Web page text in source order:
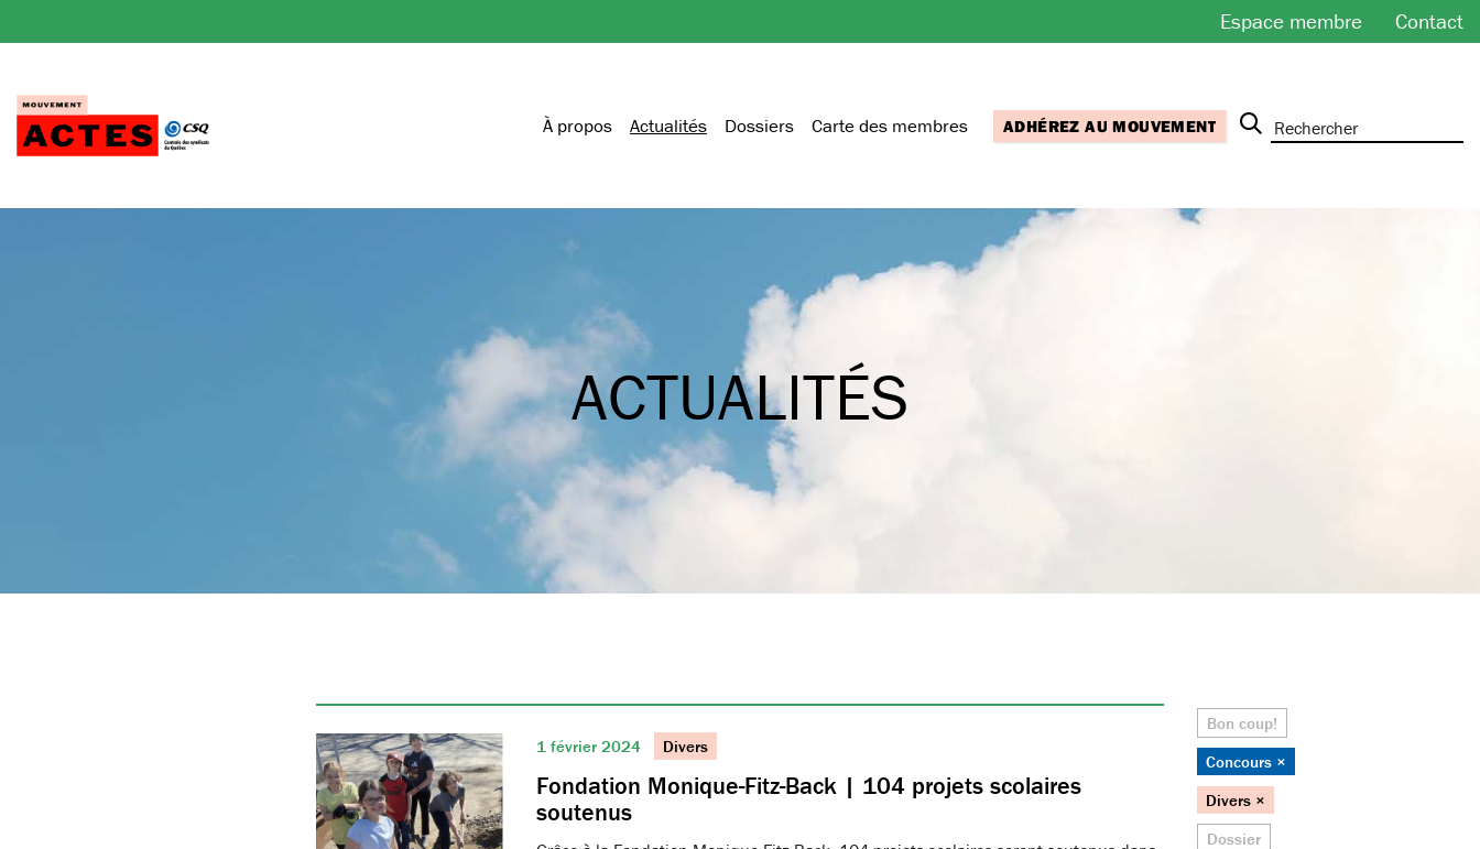
au
Espace membre Contact
À propos Actualités Dossiers Carte des membres ADHÉREZ AU MOUVEMENT
ACTUALITÉS
1 février 2024 Divers
Fondation Monique-Fitz-Back | 104 projets scolaires
soutenus
Bon coup!
Concours ×
Divers ×
Dossier